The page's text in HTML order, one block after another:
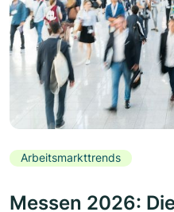
Arbeitsmarkttrends
Messen 2026: